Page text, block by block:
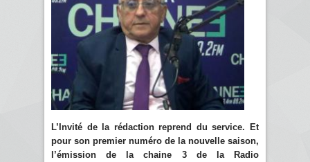
L’Invité de la rédaction reprend du service. Et
pour son premier numéro de la nouvelle saison,
l’émission de la chaine 3 de la Radio